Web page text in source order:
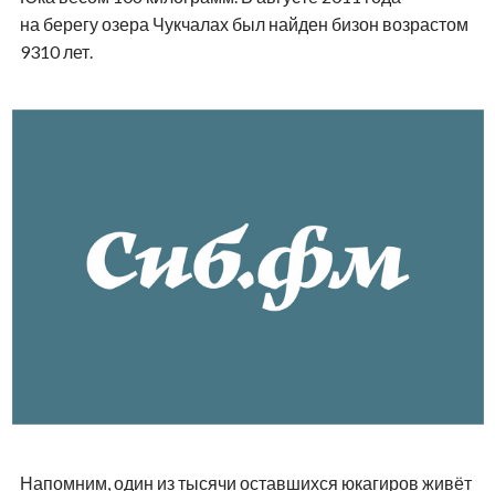
на берегу озера Чукчалах был найден бизон возрастом
9310 лет.
Напомним, один из тысячи оставшихся юкагиров живёт